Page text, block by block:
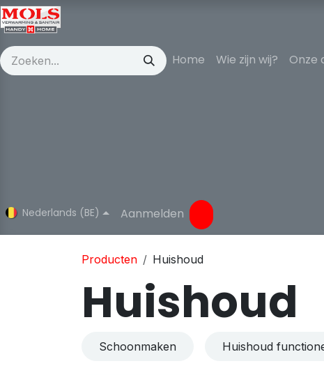
Overslaan naar inhoud
Home Wie zijn wij? Onze
Nederlands (BE) Aanmelden
Producten Huishoud
Huishoud
Schoonmaken Huishoud